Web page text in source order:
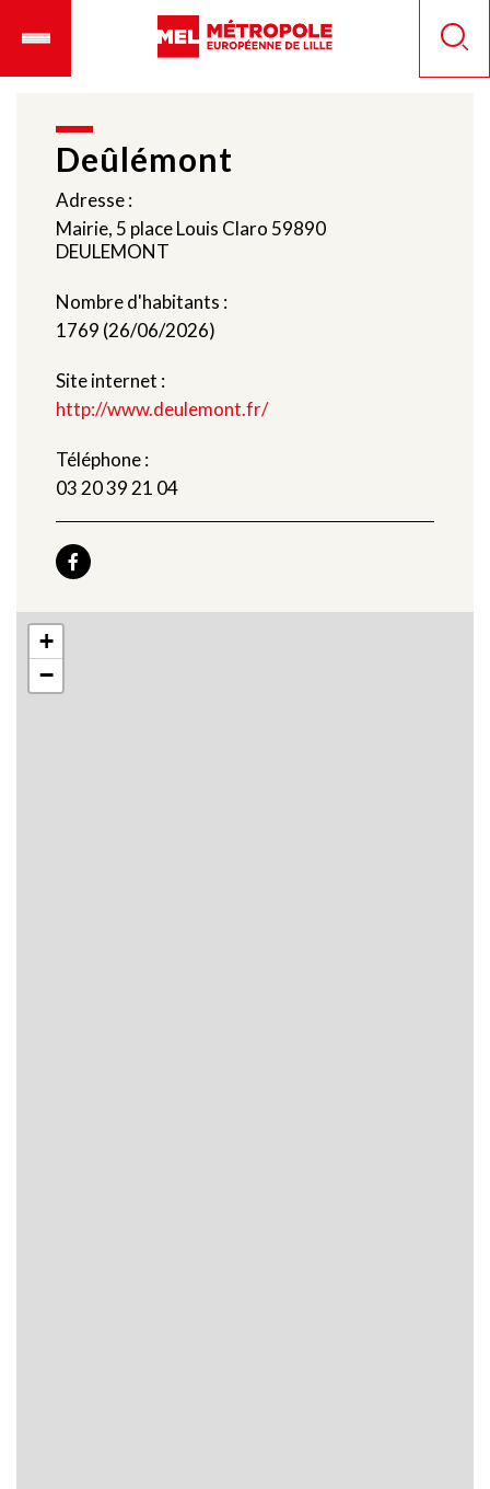
principal
mobile
+
−
Deûlémont
Adresse :
Mairie, 5 place Louis Claro 59890
DEULEMONT
Nombre d'habitants :
1769 (26/06/2026)
Site internet :
http://www.deulemont.fr/
Téléphone :
03 20 39 21 04

Panneau de gestion des cookies